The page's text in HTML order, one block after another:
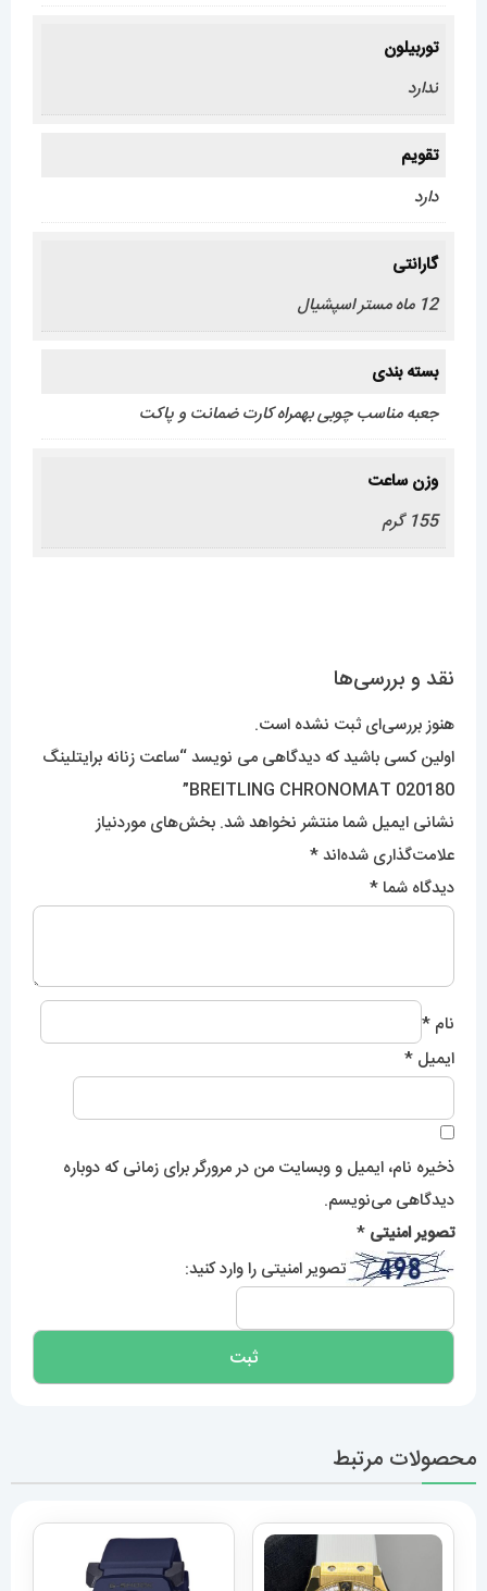
توربیلون
ندارد
تقویم
دارد
گارانتی
12 ماه مستر اسپشیال
بسته بندی
جعبه مناسب چوبی بهمراه کارت ضمانت و پاکت
وزن ساعت
155 گرم
نقد و بررسی‌ها
هنوز بررسی‌ای ثبت نشده است.
اولین کسی باشید که دیدگاهی می نویسد “ساعت زنانه برایتلینگ
BREITLING CHRONOMAT 020180”
نشانی ایمیل شما منتشر نخواهد شد. بخش‌های موردنیاز
علامت‌گذاری شده‌اند*
دیدگاه شما *
نام *
ایمیل *
ذخیره نام، ایمیل و وبسایت من در مرورگر برای زمانی که دوباره
دیدگاهی می‌نویسم.
تصویر امنیتی *
تصویر امنیتی را وارد کنید:
محصولات مرتبط